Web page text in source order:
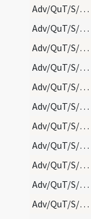
Adv/QuT/S/M2/Mass Propers/1
Adv/QuT/S/M2/Mass Propers/1
Adv/QuT/S/M2/Mass Propers/1
Adv/QuT/S/M2/Mass Propers/2
Adv/QuT/S/M2/Mass Propers/2
Adv/QuT/S/M2/Mass Propers/2
Adv/QuT/S/M2/Mass Propers/2
Adv/QuT/S/M2/Mass Propers/3
Adv/QuT/S/M2/Mass Propers/3
Adv/QuT/S/M2/Mass Propers/3
Adv/QuT/S/M2/Mass Propers/3